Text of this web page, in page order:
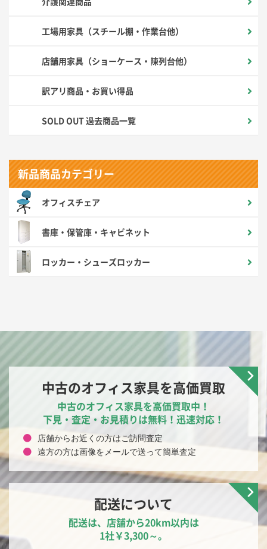
工場用家具（スチール棚・作業台他）
店舗用家具（ショーケース・陳列台他）
訳アリ商品・お買い得品
SOLD OUT 過去商品一覧
新品商品カテゴリー
オフィスチェア
書庫・保管庫・キャビネット
ロッカー・シューズロッカー
中古のオフィス家具を高価買取
中古のオフィス家具を高価買取中！
下見・査定・お見積りは無料！迅速対応！
店舗からお近くの方はご訪問査定
遠方の方は画像をメールで送って簡単査定
配送について
配送は、店舗から20km以内は
1社￥3,300～。